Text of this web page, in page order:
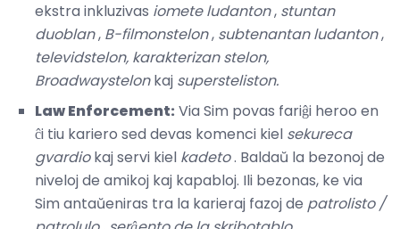
ekstra inkluzivas iomete ludanton, stuntan
duoblan, B-filmonstelon, subtenantan ludanton,
televidstelon, karakterizan stelon,
Broadwaystelonkaj supersteliston.
Law Enforcement: Via Sim povas fariĝi heroo en
ĉi tiu kariero sed devas komenci kiel sekureca
gvardiokaj servi kiel kadeto. Baldaŭ la bezonoj de
niveloj de amikoj kaj kapabloj. Ili bezonas, ke via
Sim antaŭeniras tra la karieraj fazoj de patrolisto /